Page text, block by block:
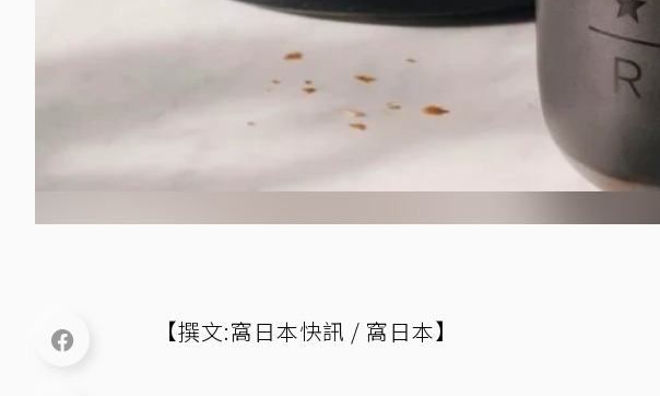
【撰文:窩日本快訊 / 窩日本】